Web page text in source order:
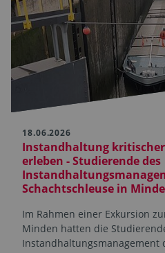
18.06.2026
Instandhaltung
erleben - Studierende des
Schachtschleuse in
Im Rahmen einer Exkursion
Minden hatten die
Instandhaltungsmanagement